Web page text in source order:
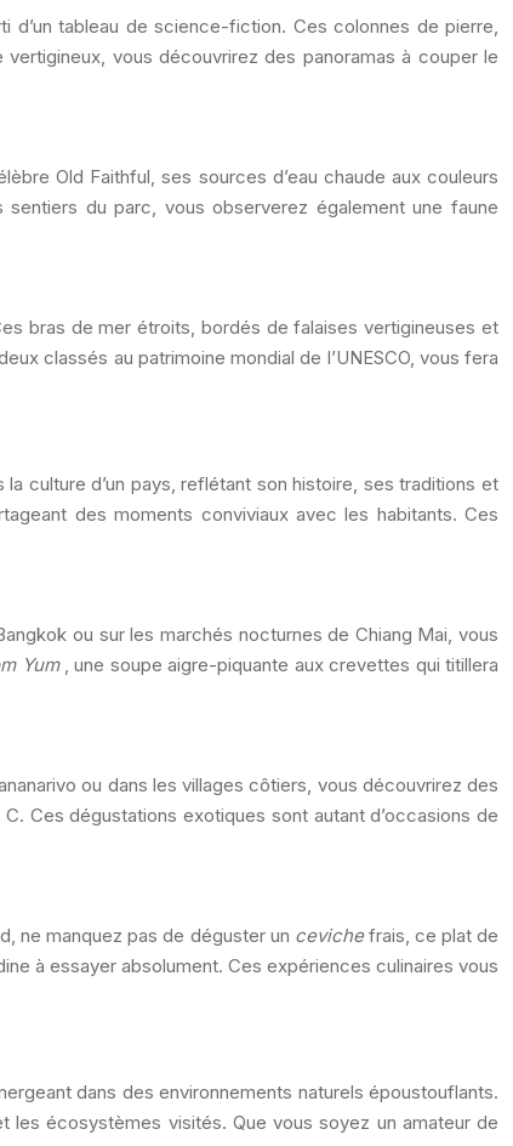
tableau de science-fiction. Ces colonnes de pierre,
vous découvrirez des panoramas à couper le
Old Faithful, ses sources d’eau chaude aux couleurs
du parc, vous observerez également une faune
bras de mer étroits, bordés de falaises vertigineuses et
classés au patrimoine mondial de l’UNESCO, vous fera
culture d’un pays, reflétant son histoire, ses traditions et
des moments conviviaux avec les habitants. Ces
ou sur les marchés nocturnes de Chiang Mai, vous
Yum , une soupe aigre-piquante aux crevettes qui titillera
ou dans les villages côtiers, vous découvrirez des
Ces dégustations exotiques sont autant d’occasions de
ne manquez pas de déguster un cevichefrais, ce plat de
à essayer absolument. Ces expériences culinaires vous
dans des environnements naturels époustouflants.
les écosystèmes visités. Que vous soyez un amateur de